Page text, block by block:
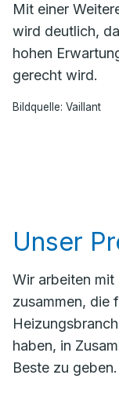
Mit einer
wird deutlich,
hohen
gerecht wird.
Bildquelle: Vaillant
Unser
Wir arbeiten mit
zusammen, die
haben, in
Beste zu geben.